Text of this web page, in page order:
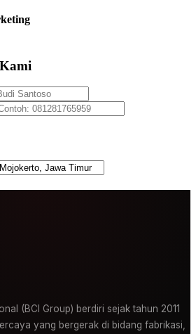
(BCI Group) berdiri sejak tahun 2011
yang bergerak di bidang fabrikasi,